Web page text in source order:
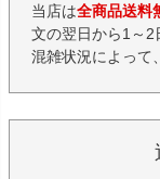
当店は全商品送料
文の翌日から1～2
混雑状況によって